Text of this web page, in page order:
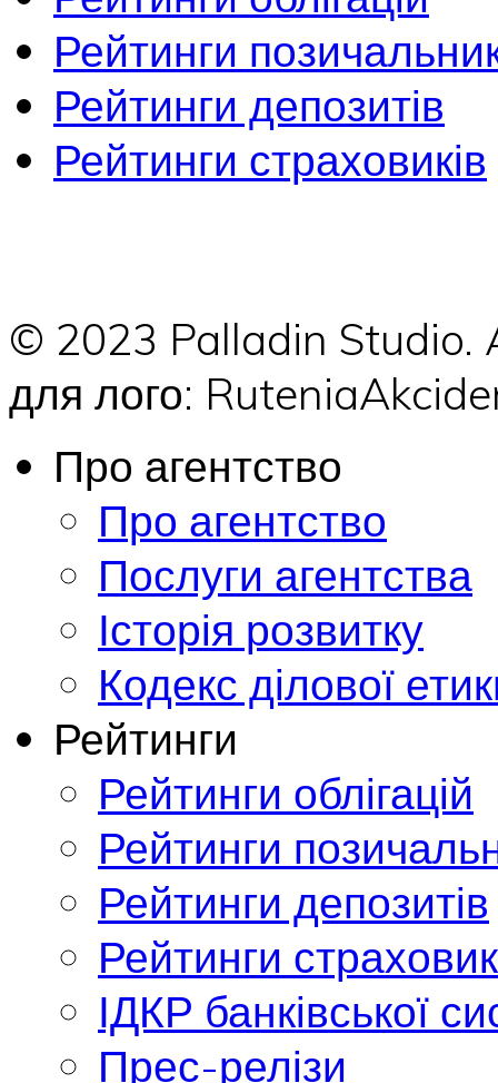
Рейтинги
Рейтинги депозитів
Рейтинги страховиків
© 2023 Palladin
для лого:
Про агентство
Про агентство
Послуги агентства
Історія розвитку
Кодекс ділової
Рейтинги
Рейтинги облігацій
Рейтинги
Рейтинги депозитів
Рейтинги
ІДКР банківської
Прес-релізи